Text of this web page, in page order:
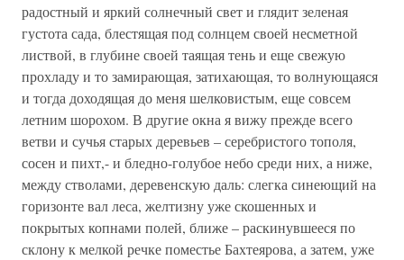
радостный и яркий солнечный свет и глядит зеленая
густота сада, блестящая под солнцем своей несметной
листвой, в глубине своей таящая тень и еще свежую
прохладу и то замирающая, затихающая, то волнующаяся
и тогда доходящая до меня шелковистым, еще совсем
летним шорохом. В другие окна я вижу прежде всего
ветви и сучья старых деревьев – серебристого тополя,
сосен и пихт,- и бледно-голубое небо среди них, а ниже,
между стволами, деревенскую даль: слегка синеющий на
горизонте вал леса, желтизну уже скошенных и
покрытых копнами полей, ближе – раскинувшееся по
склону к мелкой речке поместье Бахтеярова, а затем, уже